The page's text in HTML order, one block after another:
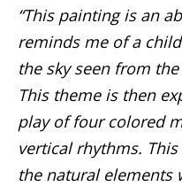
“This painting is an
reminds me of a
the sky seen from
This theme is then
play of four colored
vertical rhythms.
the natural elements